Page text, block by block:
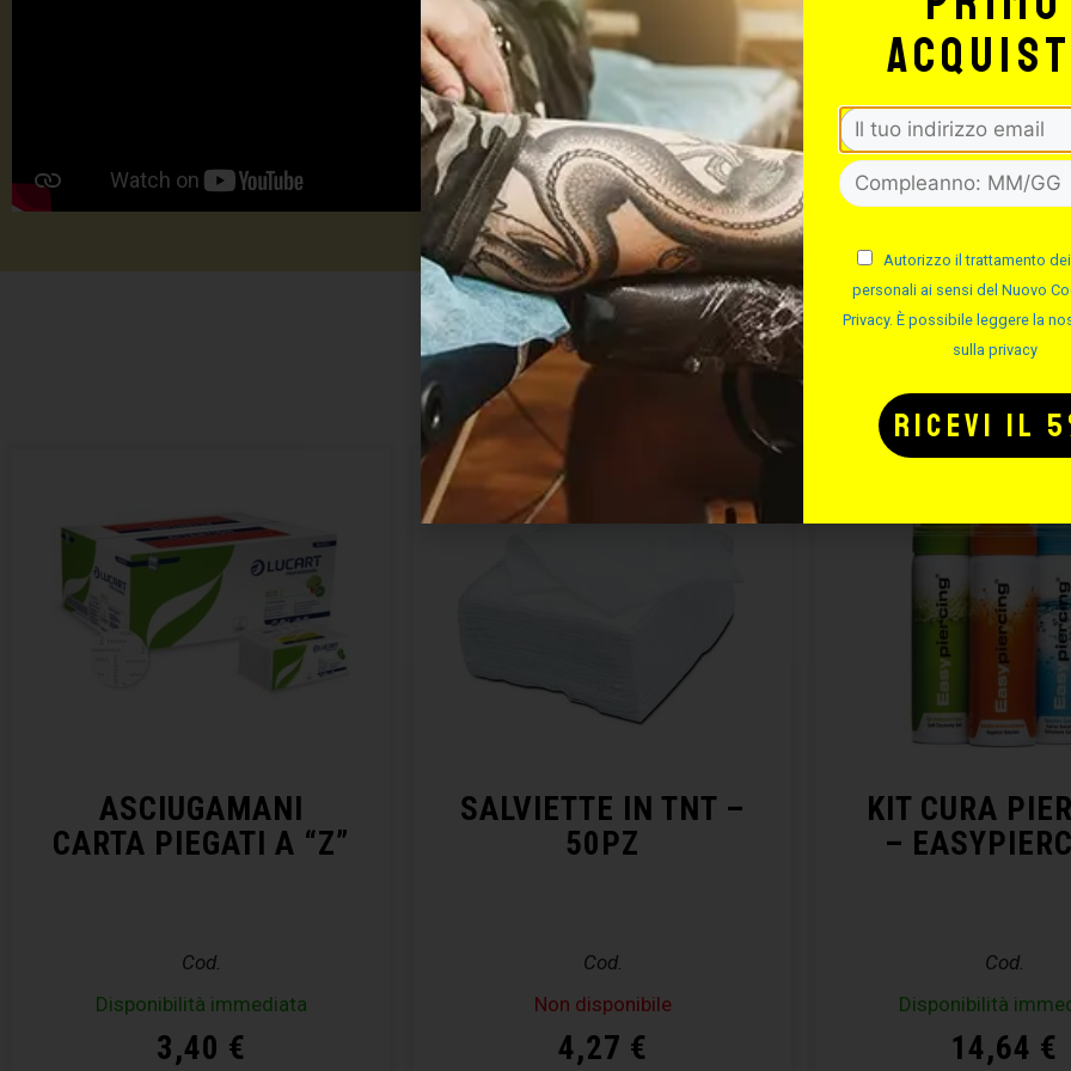
TUTTO PER IL TUO
TATTOO STUDIO
Potrebbe interessarti anche:
ASCIUGAMANI
CARTA PIEGATI A “Z”
Cod.
Disponibilità immediata
3,40 €
SALVIETTE IN TNT –
50PZ
Cod.
Non disponibile
4,27 €
KIT CURA
–
Cod.
Disponibilità
14,64 €
Autorizzo il trattamento
personali ai sensi del Nuovo
Privacy. È possibile leggere la
sulla privacy